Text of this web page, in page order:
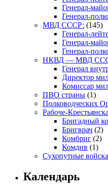
Генерал-
Генерал-
МВД СССР: (145)
Генерал-
Генерал-
Генерал-
НКВД — МВД
Генерал
Директор
Комиссар
ПВО страны (1)
Полководческих
Рабоче-
Бригадный
Бригврач (2)
Комбриг (2)
Комдив (1)
Сухопутные войска
Календарь